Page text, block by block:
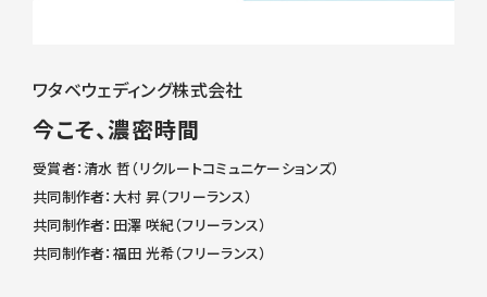
ワタベウェディング株式会社
今こそ、濃密時間
受賞者：清水 哲（リクルートコミュニケーションズ）
共同制作者：大村 昇（フリーランス）
共同制作者：田澤 咲紀（フリーランス）
共同制作者：福田 光希（フリーランス）